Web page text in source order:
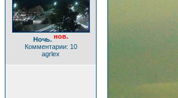
Ночь. нов.
Комментарии: 10
agrlex